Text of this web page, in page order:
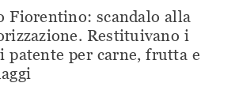
Fiorentino: scandalo alla
Restituivano i
patente per carne, frutta e